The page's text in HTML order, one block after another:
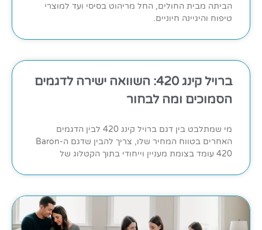
הביתה מבית החולים, החל מריהוט בסיסי ועד למוצרי
טיפוח והיגיינה חיוניים.
ברויל קינג 420: השוואה ישירה לדגמים
הסמוכים ומה לבחור
מי שמתלבט בין דגם ברויל קינג 420 לבין הדגמים
האחרים בטווח המחיר שלו, צריך להבין שדגם ה-Baron
420 עומד בצומת מעניין וייחודי בתוך הקטלוג של